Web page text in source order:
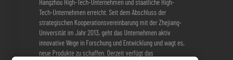
Hangzhou High-Tech-Unternehmen und staatliche High-
Tech-Unternehmen erreicht. Seit dem Abschluss der
strategischen Kooperationsvereinbarung mit der Zhejiang-
Universität im Jahr 2013, geht das Unternehmen aktiv
innovative Wege in Forschung und Entwicklung und wagt es,
neue Produkte zu schaffen. Derzeit verfügt das